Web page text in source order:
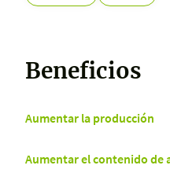
Beneficios
Aumentar la producción
Aumentar el contenido de